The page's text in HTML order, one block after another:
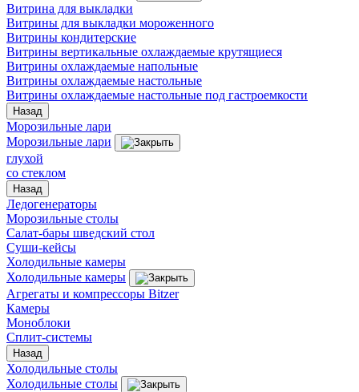
Витрина для выкладки
Витрины для выкладки мороженного
Витрины кондитерские
Витрины вертикальные охлаждаемые крутящиеся
Витрины охлаждаемые напольные
Витрины охлаждаемые настольные
Витрины охлаждаемые настольные под гастроемкости
Назад
Морозильные лари
Морозильные лари
глухой
со стеклом
Назад
Ледогенераторы
Морозильные столы
Салат-бары шведский стол
Суши-кейсы
Холодильные камеры
Холодильные камеры
Агрегаты и компрессоры Bitzer
Камеры
Моноблоки
Сплит-системы
Назад
Холодильные столы
Холодильные столы